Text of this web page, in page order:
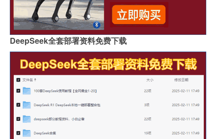
DeepSeek全套部署资料免费下载